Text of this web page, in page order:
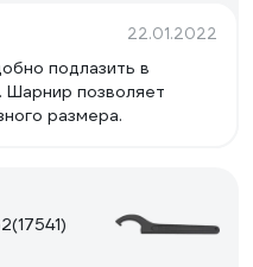
22.01.2022
подлазить в
Шарнир позволяет
размера.